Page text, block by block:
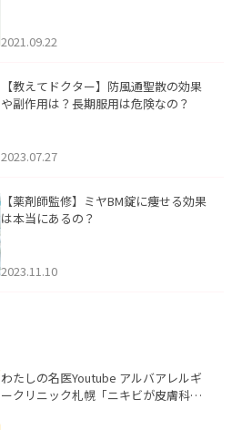
2021.09.22
【教えてドクター】防風通聖散の効果
や副作用は？長期服用は危険なの？
2023.07.27
【薬剤師監修】ミヤBM錠に痩せる効果
は本当にあるの？
2023.11.10
わたしの名医Youtube アルバアレルギ
ークリニック札幌「ニキビが皮膚科で